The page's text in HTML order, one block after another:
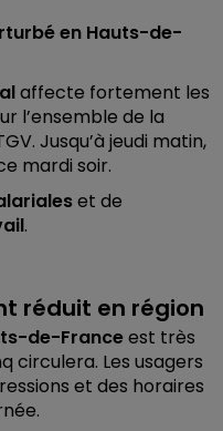
en Hauts-de-
affecte fortement les
l’ensemble de la
Jusqu’à jeudi matin,
mardi soir.
et de
.
réduit en région
de-Franceest très
circulera. Les usagers
et des horaires